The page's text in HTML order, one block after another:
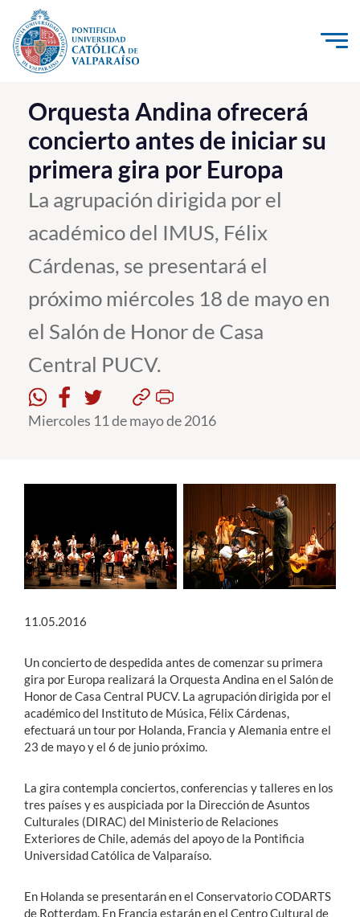
Click acá para ir directamente al contenido
La Universidad
Investigación, Creación e Innovación
PUCV Internacional
Vinculación con el Medio
Admisión
Estudiantes
English
Orquesta Andina ofrecerá
concierto antes de iniciar su
primera gira por Europa
La agrupación dirigida por el
académico del IMUS, Félix
Cárdenas, se presentará el
próximo miércoles 18 de mayo en
el Salón de Honor de Casa
Central PUCV.
Miercoles 11 de mayo de 2016
11.05.2016
Un concierto de despedida antes de comenzar su primera
gira por Europa realizará la Orquesta Andina en el Salón de
Honor de Casa Central PUCV. La agrupación dirigida por el
académico del Instituto de Música, Félix Cárdenas,
efectuará un tour por Holanda, Francia y Alemania entre el
23 de mayo y el 6 de junio próximo.
La gira contempla conciertos, conferencias y talleres en los
tres países y es auspiciada por la Dirección de Asuntos
Culturales (DIRAC) del Ministerio de Relaciones
Exteriores de Chile, además del apoyo de la Pontificia
Universidad Católica de Valparaíso.
En Holanda se presentarán en el Conservatorio CODARTS
de Rotterdam. En Francia estarán en el Centro Cultural de